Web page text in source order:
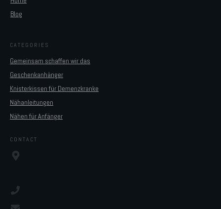
Blog
CATEGORIES
Gemeinsam schaffen wir das
Geschenkanhänger
Knisterkissen für Demenzkranke
Nähanleitungen
Nähen für Anfänger
CONTACT